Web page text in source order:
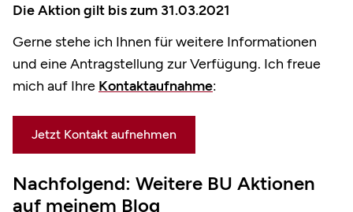
Die Aktion gilt bis zum 31.03.2021
Gerne stehe ich Ihnen für weitere Informationen
und eine Antragstellung zur Verfügung. Ich freue
mich auf Ihre Kontaktaufnahme:
Jetzt Kontakt aufnehmen
Nachfolgend: Weitere BU Aktionen
auf meinem Blog